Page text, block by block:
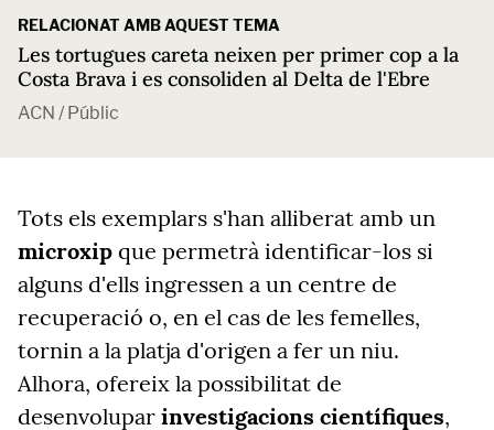
RELACIONAT AMB AQUEST TEMA
Les tortugues careta neixen per primer cop a la
Costa Brava i es consoliden al Delta de l'Ebre
ACN / Públic
Tots els exemplars s'han alliberat amb un
microxip que permetrà identificar-los si
alguns d'ells ingressen a un centre de
recuperació o, en el cas de les femelles,
tornin a la platja d'origen a fer un niu.
Alhora, ofereix la possibilitat de
desenvolupar investigacions científiques,